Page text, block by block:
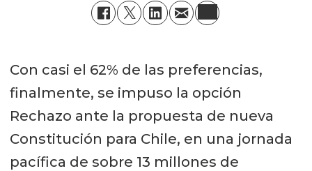
Con casi el 62% de las preferencias,
finalmente, se impuso la opción
Rechazo ante la propuesta de nueva
Constitución para Chile, en una jornada
pacífica de sobre 13 millones de